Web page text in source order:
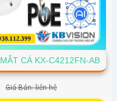
CÁ KX-C4212FN-AB
Giá Bán: liên hệ